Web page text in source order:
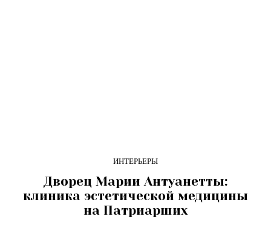
ИНТЕРЬЕРЫ
Дворец Марии Антуанетты:
клиника эстетической медицины
на Патриарших